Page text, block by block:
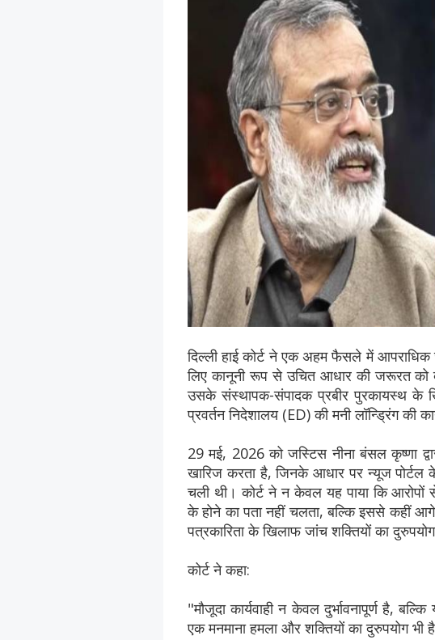
दिल्ली हाई कोर्ट ने एक अहम फैसले में
लिए कानूनी रूप से उचित आधार की जरूरत को
उसके संस्थापक-संपादक प्रबीर पुरकायस्थ के
प्रवर्तन निदेशालय (ED) की मनी लॉन्ड्रिंग की
29 मई, 2026 को जस्टिस नीना बंसल कृष्णा
खारिज करता है, जिनके आधार पर न्यूज
चली थी। कोर्ट ने न केवल यह पाया कि
के होने का पता नहीं चलता, बल्कि इससे कहीं आगे
पत्रकारिता के खिलाफ जांच शक्तियों का दुरुपयोग
कोर्ट ने कहा:
"मौजूदा कार्यवाही न केवल दुर्भावनापूर्ण है,
एक मनमाना हमला और शक्तियों का दुरुपयोग भी